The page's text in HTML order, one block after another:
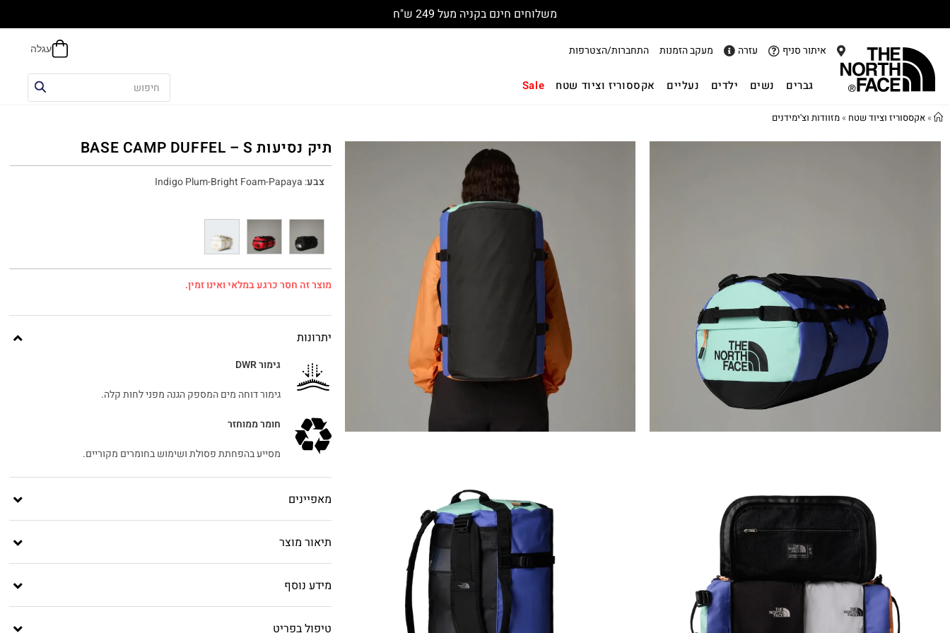
משלוחים חינם בקניה מעל 249 ש"ח
איתור סניף עזרה מעקב הזמנות התחברות/הצטרפות
גברים נשים ילדים נעליים אקססוריז וציוד שטח Sale
»אקססוריז וציוד שטח »מזוודות וצ'ימידנים
תיק נסיעות BASE CAMP DUFFEL – S
צבע:
Indigo Plum-Bright Foam-Papaya
מוצר זה חסר כרגע במלאי ואינו זמין.
יתרונות
גימור DWR
גימור דוחה מים המספק הגנה מפני לחות קלה.
חומר ממוחזר
מסייע בהפחתת פסולת ושימוש בחומרים מקוריים.
מאפיינים
תיאור מוצר
מידע נוסף
טיפול בפריט